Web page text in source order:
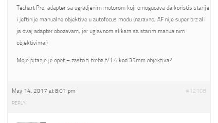
Techart Pro, adapter sa ugradjenim motorom koji omogucava da koristis starije
i jeftinije manualne objektive u autofocus modu (naravno, AF nije super brz ali
ja ovaj adapter obozavam, jer uglavnom slikam sa starim manualnim
objektivima.)
Moje pitanje je opet – zasto ti treba f/1.4 kod 35mm objektiva?
May 14, 2017 at 8:01 pm #12108
REPLY